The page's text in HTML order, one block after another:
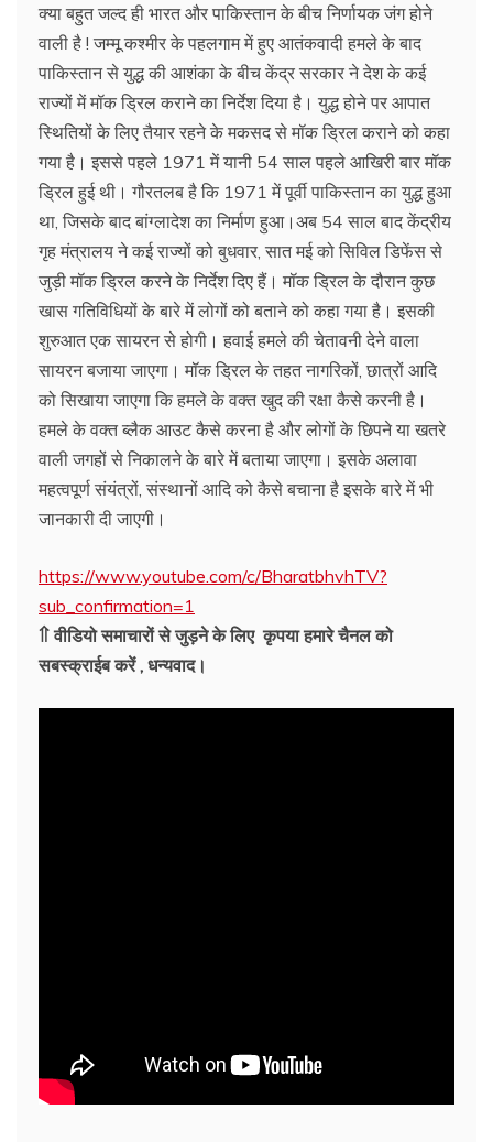
क्या बहुत जल्द ही भारत और पाकिस्तान के बीच निर्णायक जंग होने
वाली है ! जम्मू कश्मीर के पहलगाम में हुए आतंकवादी हमले के बाद
पाकिस्तान से युद्ध की आशंका के बीच केंद्र सरकार ने देश के कई
राज्यों में मॉक ड्रिल कराने का निर्देश दिया है। युद्ध होने पर आपात
स्थितियों के लिए तैयार रहने के मकसद से मॉक ड्रिल कराने को कहा
गया है। इससे पहले 1971 में यानी 54 साल पहले आखिरी बार मॉक
ड्रिल हुई थी। गौरतलब है कि 1971 में पूर्वी पाकिस्तान का युद्ध हुआ
था, जिसके बाद बांग्लादेश का निर्माण हुआ।अब 54 साल बाद केंद्रीय
गृह मंत्रालय ने कई राज्यों को बुधवार, सात मई को सिविल डिफेंस से
जुड़ी मॉक ड्रिल करने के निर्देश दिए हैं। मॉक ड्रिल के दौरान कुछ
खास गतिविधियों के बारे में लोगों को बताने को कहा गया है। इसकी
शुरुआत एक सायरन से होगी। हवाई हमले की चेतावनी देने वाला
सायरन बजाया जाएगा। मॉक ड्रिल के तहत नागरिकों, छात्रों आदि
को सिखाया जाएगा कि हमले के वक्त खुद की रक्षा कैसे करनी है।
हमले के वक्त ब्लैक आउट कैसे करना है और लोगों के छिपने या खतरे
वाली जगहों से निकालने के बारे में बताया जाएगा। इसके अलावा
महत्वपूर्ण संयंत्रों, संस्थानों आदि को कैसे बचाना है इसके बारे में भी
जानकारी दी जाएगी।
https://www.youtube.com/c/BharatbhvhTV?
sub_confirmation=1
⇑ वीडियो समाचारों से जुड़ने के लिए कृपया हमारे चैनल को
सबस्क्राईब करें , धन्यवाद।